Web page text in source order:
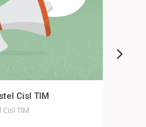
Comunicato stampa unitario
Casella